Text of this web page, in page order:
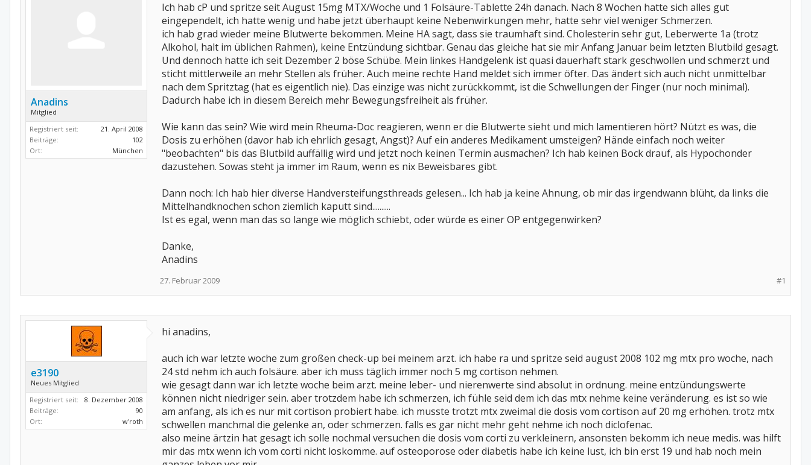
Anadins
Mitglied
Registriert seit:
21. April 2008
Beiträge:
102
Ort:
München
Ich hab cP und spritze seit August 15mg MTX/Woche und 1 Folsäure-Tablette 24h danach. Nach 8 Wochen hatte sich alles gut
eingependelt, ich hatte wenig und habe jetzt überhaupt keine Nebenwirkungen mehr, hatte sehr viel weniger Schmerzen.
ich hab grad wieder meine Blutwerte bekommen. Meine HA sagt, dass sie traumhaft sind. Cholesterin sehr gut, Leberwerte 1a (trotz
Alkohol, halt im üblichen Rahmen), keine Entzündung sichtbar. Genau das gleiche hat sie mir Anfang Januar beim letzten Blutbild gesagt.
Und dennoch hatte ich seit Dezember 2 böse Schübe. Mein linkes Handgelenk ist quasi dauerhaft stark geschwollen und schmerzt und
sticht mittlerweile an mehr Stellen als früher. Auch meine rechte Hand meldet sich immer öfter. Das ändert sich auch nicht unmittelbar
nach dem Spritztag (hat es eigentlich nie). Das einzige was nicht zurückkommt, ist die Schwellungen der Finger (nur noch minimal).
Dadurch habe ich in diesem Bereich mehr Bewegungsfreiheit als früher.
Wie kann das sein? Wie wird mein Rheuma-Doc reagieren, wenn er die Blutwerte sieht und mich lamentieren hört? Nützt es was, die
Dosis zu erhöhen (davor hab ich ehrlich gesagt, Angst)? Auf ein anderes Medikament umsteigen? Hände einfach noch weiter
"beobachten" bis das Blutbild auffällig wird und jetzt noch keinen Termin ausmachen? Ich hab keinen Bock drauf, als Hypochonder
dazustehen. Sowas steht ja immer im Raum, wenn es nix Beweisbares gibt.
Dann noch: Ich hab hier diverse Handversteifungsthreads gelesen... Ich hab ja keine Ahnung, ob mir das irgendwann blüht, da links die
Mittelhandknochen schon ziemlich kaputt sind..........
Ist es egal, wenn man das so lange wie möglich schiebt, oder würde es einer OP entgegenwirken?
Danke,
Anadins
#1
27. Februar 2009
e3190
Neues Mitglied
Registriert seit:
8. Dezember 2008
Beiträge:
90
Ort:
w'roth
hi anadins,
auch ich war letzte woche zum großen check-up bei meinem arzt. ich habe ra und spritze seid august 2008 102 mg mtx pro woche, nach
24 std nehm ich auch folsäure. aber ich muss täglich immer noch 5 mg cortison nehmen.
wie gesagt dann war ich letzte woche beim arzt. meine leber- und nierenwerte sind absolut in ordnung. meine entzündungswerte
können nicht niedriger sein. aber trotzdem habe ich schmerzen, ich fühle seid dem ich das mtx nehme keine veränderung. es ist so wie
am anfang, als ich es nur mit cortison probiert habe. ich musste trotzt mtx zweimal die dosis vom cortison auf 20 mg erhöhen. trotz mtx
schwellen manchmal die gelenke an, oder schmerzen. falls es gar nicht mehr geht nehme ich noch diclofenac.
also meine ärtzin hat gesagt ich solle nochmal versuchen die dosis vom corti zu verkleinern, ansonsten bekomm ich neue medis. was hilft
mir das mtx wenn ich vom corti nicht loskomme. auf osteoporose oder diabetis habe ich keine lust, ich bin erst 19 und hab noch mein